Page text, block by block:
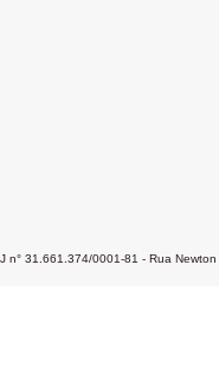
n° 31.661.374/0001-81 - Rua